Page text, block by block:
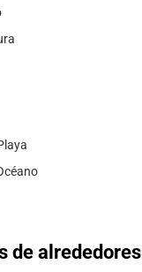
de alrededores